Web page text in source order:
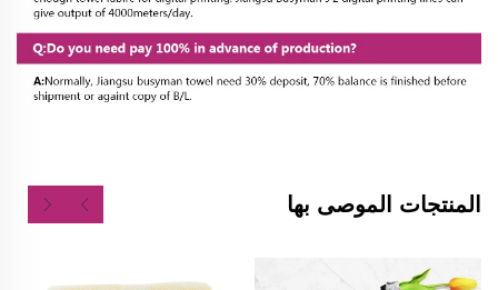
المنتجات الموصى بها